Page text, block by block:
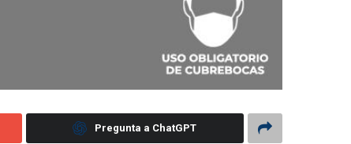
Pregunta a ChatGPT